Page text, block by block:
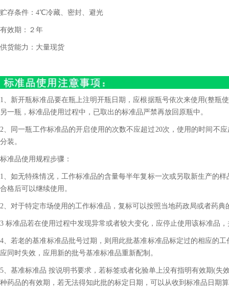
贮存条件： 4℃冷藏、密封、避光
有效期：２年
供货能力：大量现货
1、新开瓶标准品要在瓶上注明开瓶日期，应根据瓶号依次来使用(整
另一瓶，标准品使用过程中，已取出的标准品严禁再放回原瓶中。
2、同一瓶工作标准品的开启使用的次数不应超过20次，使用的时间不
分装。
标准品使用规程步骤：
1、如无特殊情况，工作标准品的含量每半年复标一次或另取新生产的
合格后可以继续使用。
2、对于特定市场使用的工作标准品，复标可以按照当地药政局或者药典
3 标准品若在使用过程中发现异常或者较大变化，应停止使用该标准品
4、若老的基准标准品批号过期，则用此批基准标准品标定过的相应的
应同时失效，应用新的批号基准标准品重新配制。
5、基准标准品 按说明书要求，若标签或者化验单上没有指明有效期(失
种药品的有效期，若无法得知此批的标定日期，可以从收到标准品日期